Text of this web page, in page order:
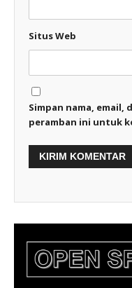
Situs Web
Simpan nama, email,
peramban ini untuk